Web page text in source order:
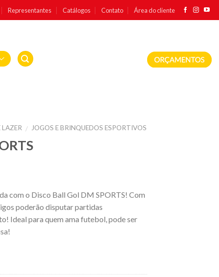
Representantes Catálogos Contato Área do cliente
LAZER / JOGOS E BRINQUEDOS ESPORTIVOS
com o Disco Ball Gol DM SPORTS! Com
poderão disputar partidas
Ideal para quem ama futebol, pode ser